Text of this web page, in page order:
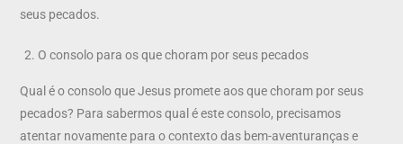
seus pecados.
O consolo para os que choram por seus pecados
Qual é o consolo que Jesus promete aos que choram por seus
pecados? Para sabermos qual é este consolo, precisamos
atentar novamente para o contexto das bem-aventuranças e